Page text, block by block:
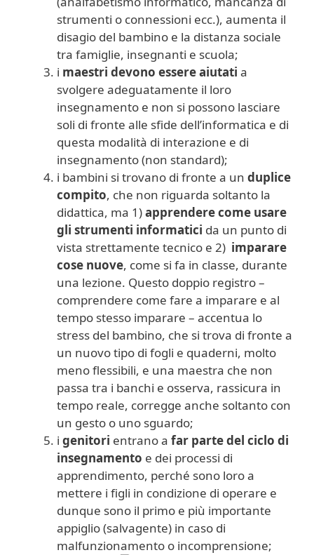
strumenti o connessioni ecc.), aumenta il
disagio del bambino e la distanza sociale
tra famiglie, insegnanti e scuola;
i maestri devono essere aiutati a
svolgere adeguatamente il loro
insegnamento e non si possono lasciare
soli di fronte alle sfide dell’informatica e di
questa modalità di interazione e di
insegnamento (non standard);
i bambini si trovano di fronte a un duplice
compito, che non riguarda soltanto la
didattica, ma 1)apprenderecome usare
gli strumenti informatici da un punto di
vista strettamente tecnico e 2) imparare
cose nuove, come si fa in classe, durante
una lezione. Questo doppio registro –
comprendere come fare a imparare e al
tempo stesso imparare – accentua lo
stress del bambino, che si trova di fronte a
un nuovo tipo di fogli e quaderni, molto
meno flessibili, e una maestra che non
passa tra i banchi e osserva, rassicura in
tempo reale, corregge anche soltanto con
un gesto o uno sguardo;
i genitori entrano a far parte del ciclo di
insegnamento e dei processi di
apprendimento, perché sono loro a
mettere i figli in condizione di operare e
dunque sono il primo e più importante
appiglio (salvagente) in caso di
malfunzionamento o incomprensione;